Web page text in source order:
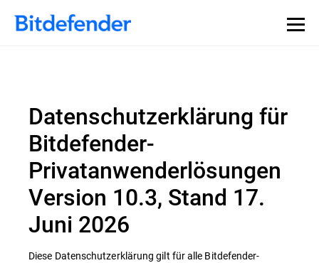
Datenschutzerklärung für
Bitdefender-
Privatanwenderlösungen
Version 10.3, Stand 17.
Juni 2026
Diese Datenschutzerklärung gilt für alle Bitdefender-